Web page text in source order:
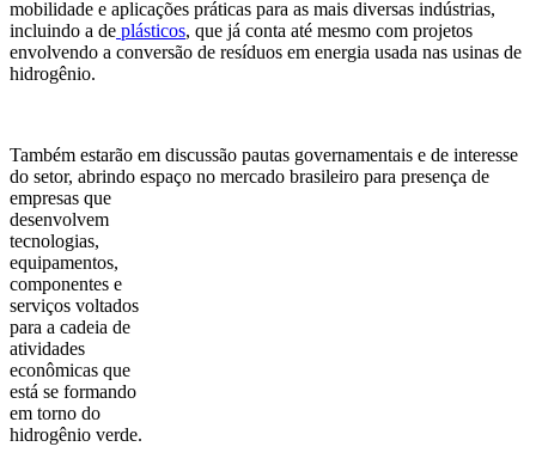
mobilidade e aplicações práticas para as mais diversas indústrias,
incluindo a de plásticos, que já conta até mesmo com projetos
envolvendo a conversão de resíduos em energia usada nas usinas de
hidrogênio.
Também estarão em discussão pautas governamentais e de interesse
do setor, abrindo espaço no mercado brasileiro para presença de
empresas que
desenvolvem
tecnologias,
equipamentos,
componentes e
serviços voltados
para a cadeia de
atividades
econômicas que
está se formando
em torno do
hidrogênio verde.